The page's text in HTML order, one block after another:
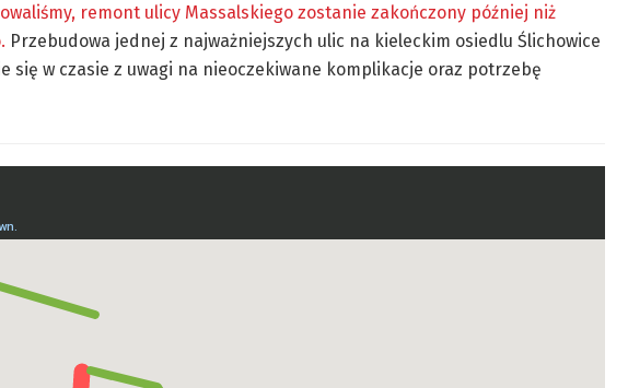
remont ulicy Massalskiego zostanie zakończony później niż
Przebudowa jednej z najważniejszych ulic na kieleckim osiedlu Ślichowice
się w czasie z uwagi na nieoczekiwane komplikacje oraz potrzebę